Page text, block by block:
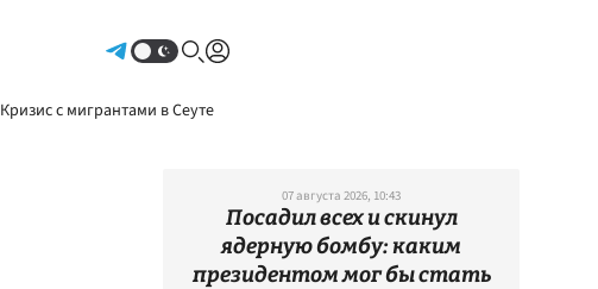
Кризис с мигрантами в Сеуте
07 августа 2026, 10:43
Посадил всех и скинул
ядерную бомбу: каким
президентом мог бы стать